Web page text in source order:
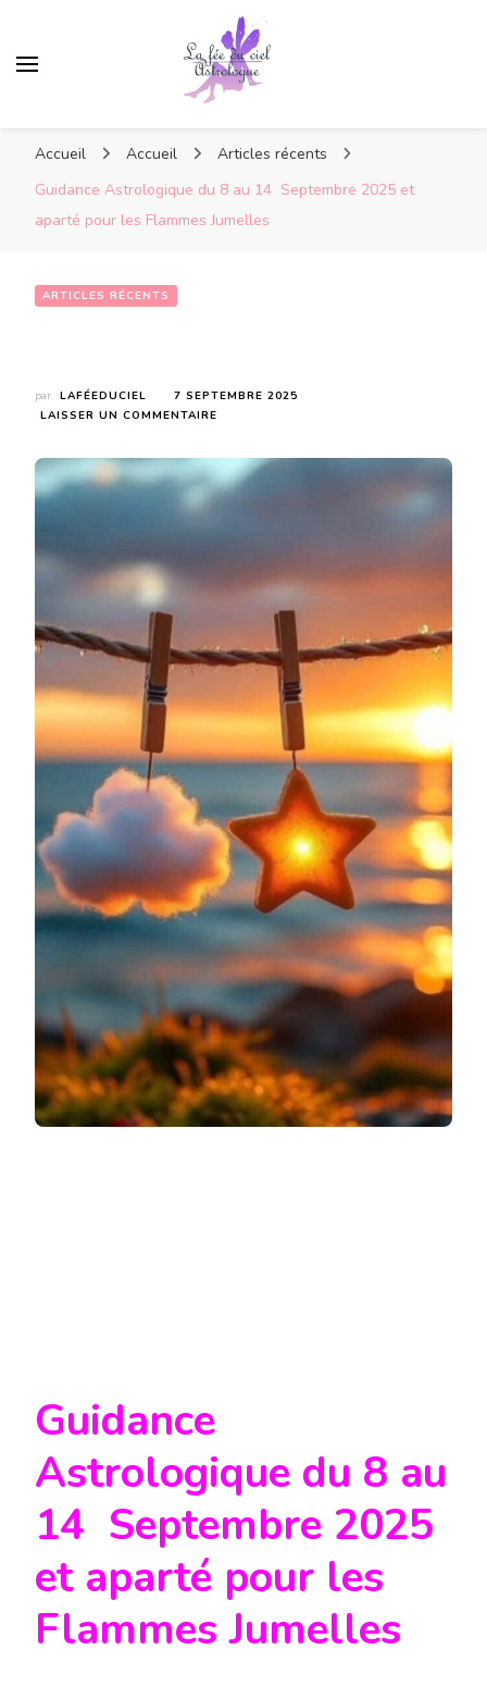
Accueil Accueil
Articles récents
Guidance Astrologique du 8 au 14 Septembre 2025 et
aparté pour les Flammes Jumelles
ARTICLES RÉCENTS
par LAFÉEDUCIEL
7 SEPTEMBRE 2025
LAISSER UN COMMENTAIRE
DU
8
LES
FLAMMES
JUMELLES
Guidance
Astrologique du 8 au
14 Septembre 2025
et aparté pour les
Flammes Jumelles